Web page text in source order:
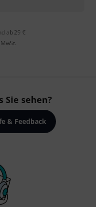
ab 29 €
Sie sehen?
& Feedback